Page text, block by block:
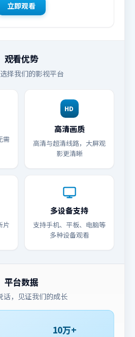
立即观看
观看优势
择我们的影视平台
需
HD
高清画质
高清与超清线路，大屏观
影更清晰
片
多设备支持
支持手机、平板、电脑等
多种设备观看
平台数据
话，见证我们的成长
10万+